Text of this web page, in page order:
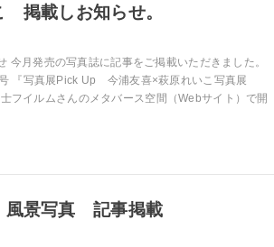
掲載しお知らせ。
今月発売の写真誌に記事をご掲載いただきました。
『写真展Pick Up 今浦友喜×萩原れいこ写真展
フイルムさんのメタバース空間（Webサイト）で開
景写真 記事掲載